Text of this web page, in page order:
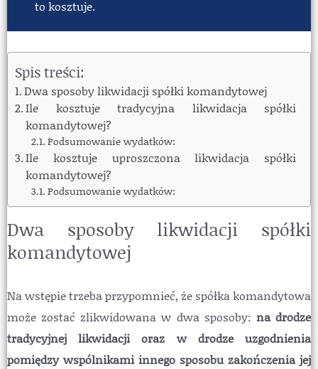
to kosztuje.
Spis treści:
Dwa sposoby likwidacji spółki komandytowej
Ile kosztuje tradycyjna likwidacja spółki
komandytowej?
Podsumowanie wydatków:
Ile kosztuje uproszczona likwidacja spółki
komandytowej?
Podsumowanie wydatków:
Dwa sposoby likwidacji spółki
komandytowej
Na wstępie trzeba przypomnieć, że spółka komandytowa
może zostać zlikwidowana w dwa sposoby: na drodze
tradycyjnej likwidacji oraz w drodze uzgodnienia
pomiędzy wspólnikami innego sposobu zakończenia jej